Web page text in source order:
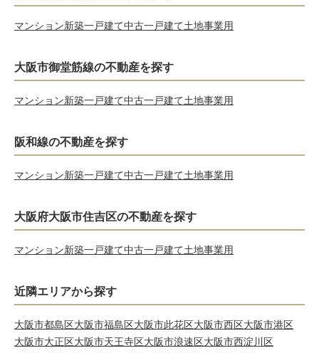
マンション新築一戸建て中古一戸建て土地事業用
大阪市御堂筋線の不動産を探す
マンション新築一戸建て中古一戸建て土地事業用
阪和線の不動産を探す
マンション新築一戸建て中古一戸建て土地事業用
大阪府大阪市住吉区の不動産を探す
マンション新築一戸建て中古一戸建て土地事業用
近隣エリアから探す
大阪市都島区大阪市福島区大阪市此花区大阪市西区大阪市港区
大阪市大正区大阪市天王寺区大阪市浪速区大阪市西淀川区